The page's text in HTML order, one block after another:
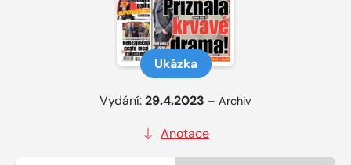
Ukázka
Vydání:29.4.2023 – Archiv
Anotace